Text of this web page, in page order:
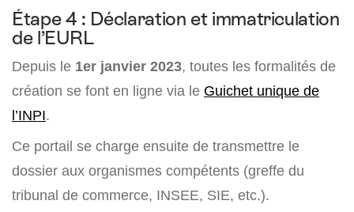
Étape 4 : Déclaration et immatriculation
de l’EURL
Depuis le 1er janvier 2023, toutes les formalités de
création se font en ligne via le Guichet unique de
l’INPI.
Ce portail se charge ensuite de transmettre le
dossier aux organismes compétents (greffe du
tribunal de commerce, INSEE, SIE, etc.).